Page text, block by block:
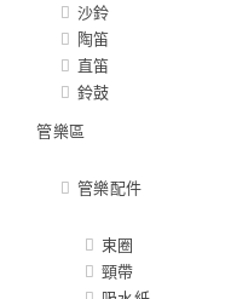
沙鈴
陶笛
直笛
鈴鼓
管樂區
管樂配件
束圈
頸帶